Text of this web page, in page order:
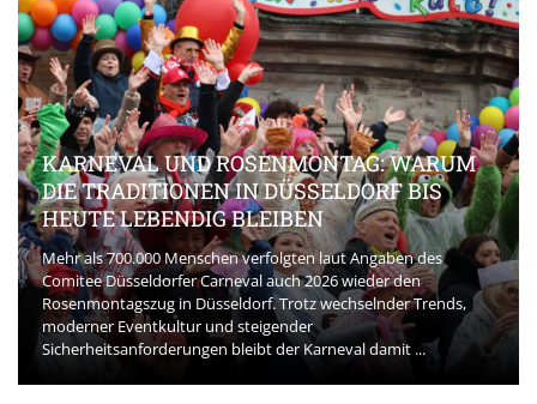
KARNEVAL UND ROSENMONTAG: WARUM
DIE TRADITIONEN IN DÜSSELDORF BIS
HEUTE LEBENDIG BLEIBEN
Mehr als 700.000 Menschen verfolgten laut Angaben des
Comitee Düsseldorfer Carneval auch 2026 wieder den
Rosenmontagszug in Düsseldorf. Trotz wechselnder Trends,
moderner Eventkultur und steigender
Sicherheitsanforderungen bleibt der Karneval damit ...